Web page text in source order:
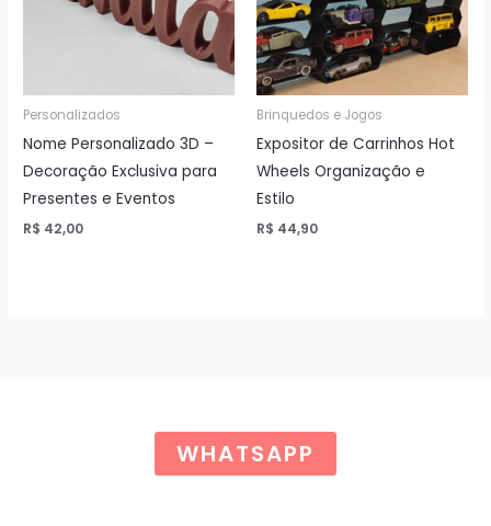
Personalizados
Nome Personalizado 3D –
Decoração Exclusiva para
Presentes e Eventos
R$ 42,00
Brinquedos e Jogos
Expositor de Carrinhos Hot
Wheels Organização e
Estilo
R$ 44,90
WHATSAPP